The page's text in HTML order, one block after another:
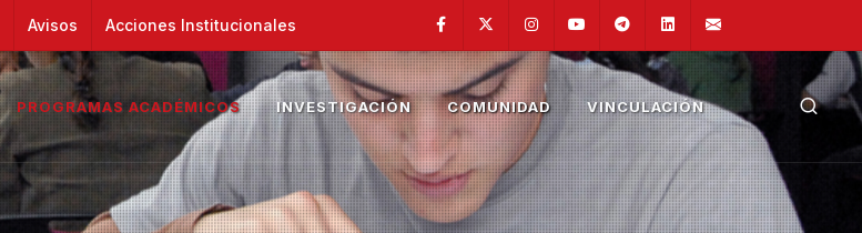
Avisos Acciones Institucionales FacebookTwitter InstagramYoutubeTelegramLinkedin
PROGRAMAS ACADÉMICOS INVESTIGACIÓN COMUNIDAD VINCULACIÓN